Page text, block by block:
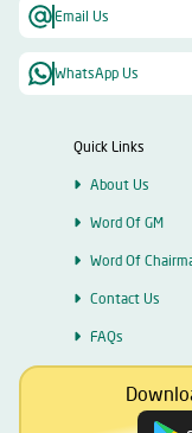
Email Us
WhatsApp Us
Quick Links
About Us
Word Of GM
Word Of
Contact Us
FAQs